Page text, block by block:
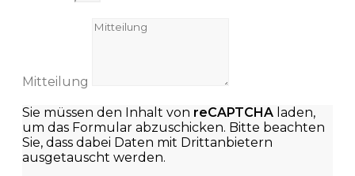
Mitteilung
Sie müssen den Inhalt von reCAPTCHA laden,
um das Formular abzuschicken. Bitte beachten
Sie, dass dabei Daten mit Drittanbietern
ausgetauscht werden.